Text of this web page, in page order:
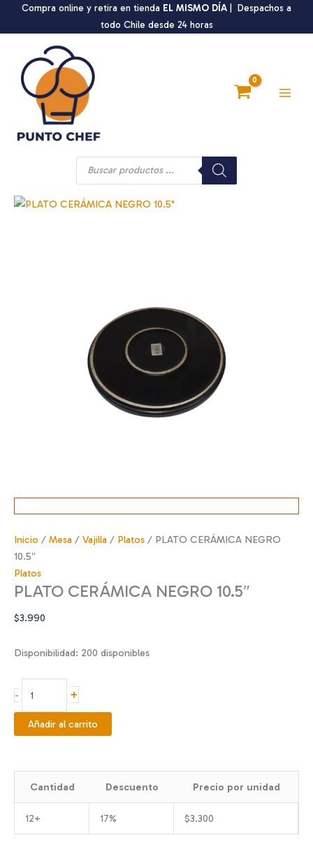
Compra online y retira en tienda EL MISMO DÍA | Despachos a
todo Chile desde 24 horas
Búsqueda
productos
Inicio / Mesa / Vajilla / Platos / PLATO CERÁMICA NEGRO
10.5″
Platos
PLATO CERÁMICA NEGRO 10.5″
$3.990
Disponibilidad: 200 disponibles
-
CERÁMICA
NEGRO
10.5"
+
Añadir al carrito
Cantidad Descuento Precio por unidad
12+ 17% $3.300